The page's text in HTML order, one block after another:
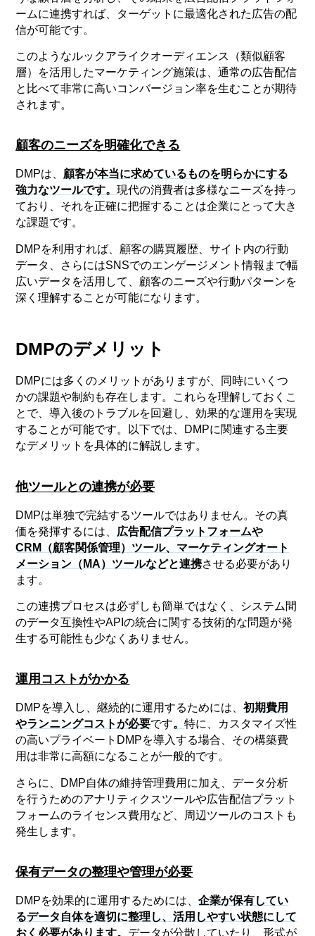
ームに連携すれば、ターゲットに最適化された広告の配
信が可能です。
このようなルックアライクオーディエンス（類似顧客
層）を活用したマーケティング施策は、通常の広告配信
と比べて非常に高いコンバージョン率を生むことが期待
されます。
顧客のニーズを明確化できる
DMPは、 顧客が本当に求めているものを明らかにする
強力なツールです。現代の消費者は多様なニーズを持っ
ており、それを正確に把握することは企業にとって大き
な課題です。
DMPを利用すれば、顧客の購買履歴、サイト内の行動
データ、さらにはSNSでのエンゲージメント情報まで幅
広いデータを活用して、顧客のニーズや行動パターンを
深く理解することが可能になります。
DMPのデメリット
DMPには多くのメリットがありますが、同時にいくつ
かの課題や制約も存在します。これらを理解しておくこ
とで、導入後のトラブルを回避し、効果的な運用を実現
することが可能です。以下では、DMPに関連する主要
なデメリットを具体的に解説します。
他ツールとの連携が必要
DMPは単独で完結するツールではありません。その真
価を発揮するには、 広告配信プラットフォームや
CRM（顧客関係管理）ツール、マーケティングオート
メーション（MA）ツールなどと連携させる必要があり
ます。
この連携プロセスは必ずしも簡単ではなく、システム間
のデータ互換性やAPIの統合に関する技術的な問題が発
生する可能性も少なくありません。
運用コストがかかる
DMPを導入し、継続的に運用するためには、初期費用
やランニングコストが必要です。特に、カスタマイズ性
の高いプライベートDMPを導入する場合、その構築費
用は非常に高額になることが一般的です。
さらに、DMP自体の維持管理費用に加え、データ分析
を行うためのアナリティクスツールや広告配信プラット
フォームのライセンス費用など、周辺ツールのコストも
発生します。
保有データの整理や管理が必要
DMPを効果的に運用するためには、企業が保有してい
るデータ自体を適切に整理し、活用しやすい状態にして
おく必要があります。 データが分散していたり、形式が